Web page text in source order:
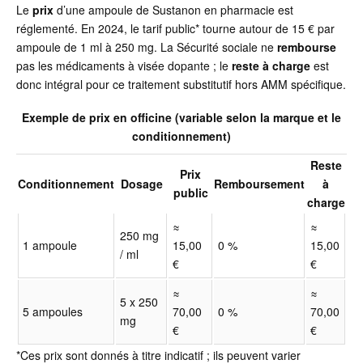
Le prix d’une ampoule de Sustanon en pharmacie est
réglementé. En 2024, le tarif public* tourne autour de 15 € par
ampoule de 1 ml à 250 mg. La Sécurité sociale ne rembourse
pas les médicaments à visée dopante ; le reste à charge est
donc intégral pour ce traitement substitutif hors AMM spécifique.
Exemple de prix en officine (variable selon la marque et le
conditionnement)
Conditionnement Dosage
Prix
public
Remboursement
Reste
à
charge
1 ampoule
250 mg
/ ml
≈
15,00
€
0 %
≈
15,00
€
5 ampoules
5 x 250
mg
≈
70,00
€
0 %
≈
70,00
€
*Ces prix sont donnés à titre indicatif ; ils peuvent varier